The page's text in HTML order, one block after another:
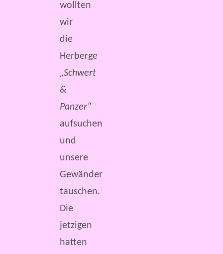
wollten
wir
die
Herberge
„Schwert
&
Panzer“
aufsuchen
und
unsere
Gewänder
tauschen.
Die
jetzigen
hatten